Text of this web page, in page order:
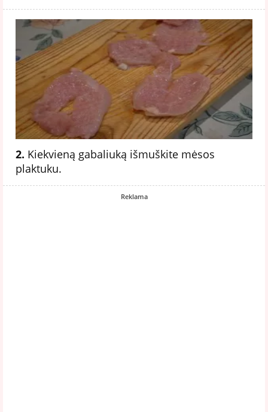
2. Kiekvieną gabaliuką išmuškite mėsos
plaktuku.
Reklama